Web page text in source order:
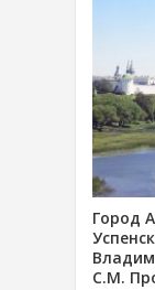
Город
С.М.